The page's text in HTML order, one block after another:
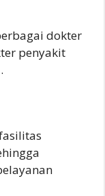
dokter
penyakit